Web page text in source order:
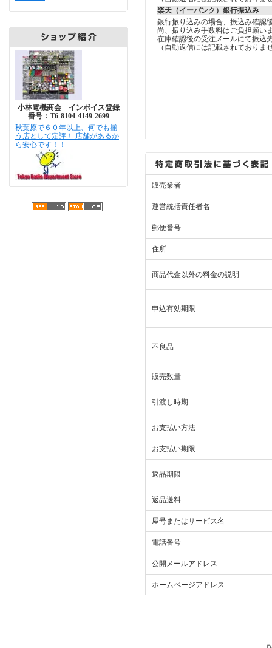
小林電機商会 インボイス登録
番号：T6-8104-4149-2699
秋葉原で６０年以上、何でも揃
う店として定評！ 店舗があるか
ら安心です！！
楽天（イーバンク）銀行振込み
銀行振り込みの場合、振込み確認
尚、振り込み手数料はご負担願い
在庫確認後の受注メールにて振込
（自動返信には記載されておりま
販売業者
運営統括責任者名
郵便番号
住所
商品代金以外の料金の説明
申込有効期限
不良品
販売数量
引渡し時期
お支払い方法
お支払い期限
返品期限
返品送料
屋号またはサービス名
電話番号
公開メールアドレス
ホームページアドレス